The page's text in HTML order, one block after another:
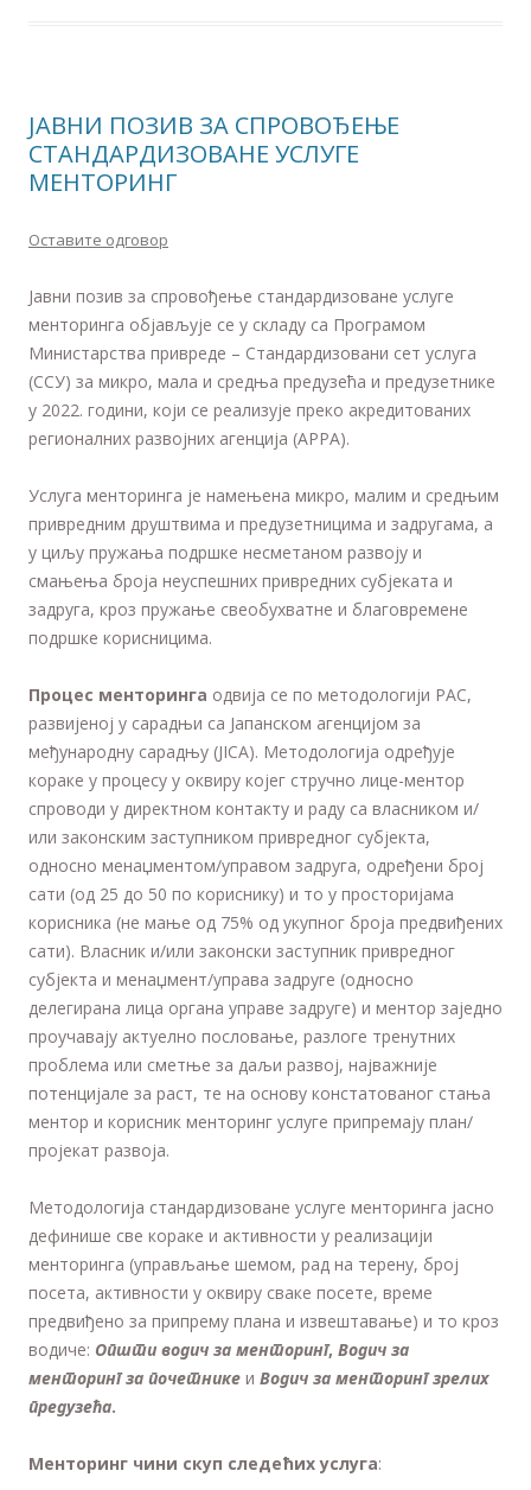
JАВНИ ПОЗИВ ЗА СПРОВОЂЕЊЕ
СТАНДАРДИЗОВАНЕ УСЛУГЕ
МЕНТОРИНГ
Оставите одговор
Jавни позив за спровођење стандардизоване услуге
менторинга објављује се у складу са Програмом
Министарства привреде – Стандардизовани сет услуга
(ССУ) за микро, мала и средња предузећа и предузетнике
у 2022. години, који се реализује преко акредитованих
регионалних развојних агенција (АРРА).
Услуга менторинга је намењена микро, малим и средњим
привредним друштвима и предузетницима и задругама, а
у циљу пружања подршке несметаном развоју и
смањења броја неуспешних привредних субјеката и
задруга, кроз пружање свеобухватне и благовремене
подршке корисницима.
Процес менторинга одвија се по методологији РАС,
развијеној у сарадњи са Јапанском агенцијом за
међународну сарадњу (JICA). Методологија одређује
кораке у процесу у оквиру којег стручно лице-ментор
спроводи у директном контакту и раду са власником и/
или законским заступником привредног субјекта,
односно менаџментом/управом задруга, одређени број
сати (од 25 до 50 по кориснику) и то у просторијама
корисника (не мање од 75% од укупног броја предвиђених
сати). Власник и/или законски заступник привредног
субјекта и менаџмент/управa задругe (односно
делегирана лица органа управе задруге) и ментор заједно
проучавају актуелно пословање, разлоге тренутних
проблема или сметње за даљи развој, најважније
потенцијале за раст, те на основу констатованог стања
ментор и корисник менторинг услуге припремају план/
пројекат развоја.
Методологија стандардизоване услуге менторинга јасно
дефинише све кораке и активности у реализацији
менторинга (управљање шемом, рад на терену, број
посета, активности у оквиру сваке посете, време
предвиђено за припрему плана и извештавање) и то кроз
водиче: Општи водич за менторинг, Водич за
менторинг за почетнике и Водич за менторинг зрелих
предузећа.
Менторинг чини скуп следећих услуга: